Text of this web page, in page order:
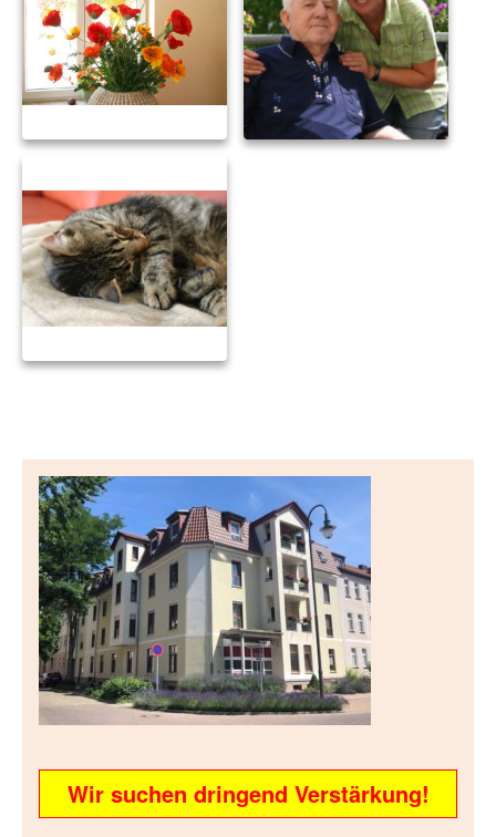
Wir suchen dringend Verstärkung!